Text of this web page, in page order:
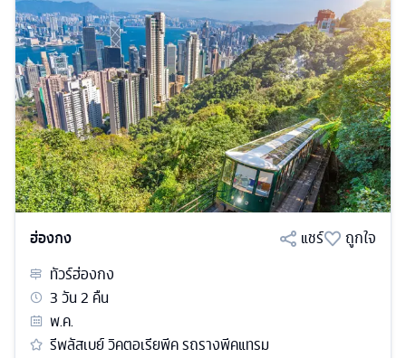
ฮ่องกง แชร์
ถูกใจ
ทัวร์ฮ่องกง
3วัน2 คืน
พ.ค.
รีพลัสเบย์ วิคตอเรียพีค รถรางพีคแทรม